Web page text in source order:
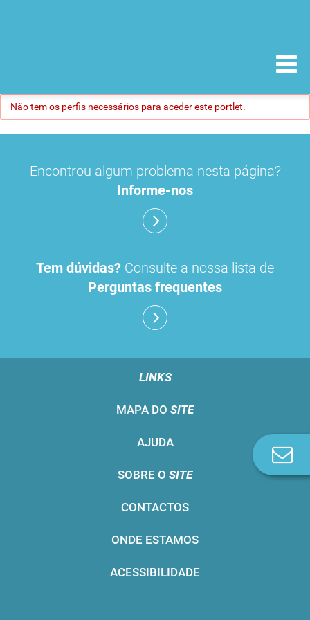
Não tem os perfis necessários para aceder este portlet.
Encontrou algum problema nesta página?
Informe-nos
Tem dúvidas? Consulte a nossa lista de
Perguntas frequentes
LINKS
MAPA DO SITE
AJUDA
SOBRE O SITE
CONTACTOS
ONDE ESTAMOS
ACESSIBILIDADE